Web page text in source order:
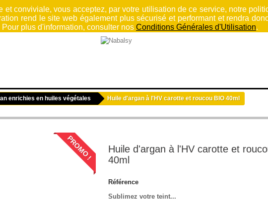
conviviale, vous acceptez, par votre utilisation de ce service, notre
rend le site web également plus sécurisé et performant et rendra
Pour plus d'information, consulter nos Conditions Générales d'Utilisation.
enrichies en huiles végétales Huile d'argan à l'HV carotte et roucou BIO 40ml
PROMO !
Huile d'argan à l'HV carotte et
40ml
Référence
Sublimez votre teint...